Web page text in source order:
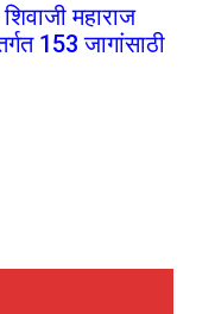
महाराज
153 जागांसाठी